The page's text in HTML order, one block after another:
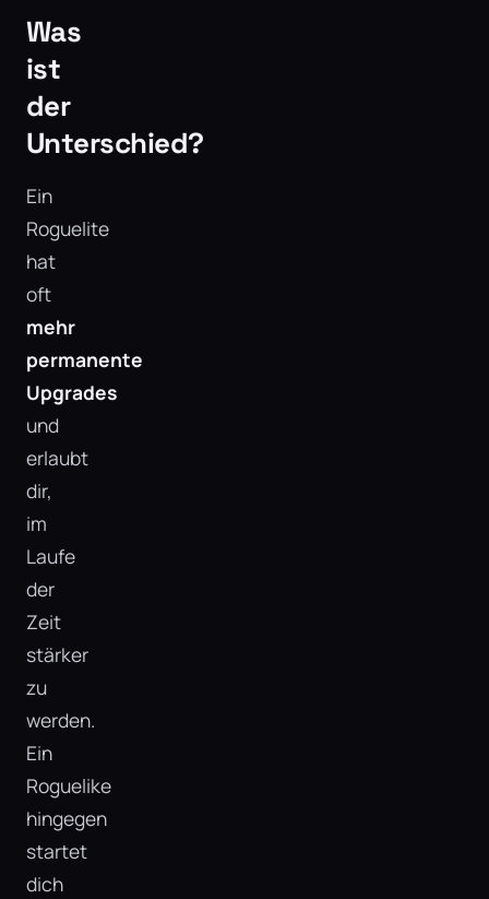
Was
ist
der
Unterschied?
Ein
Roguelite
hat
oft
mehr
permanente
Upgrades
und
erlaubt
dir,
im
Laufe
der
Zeit
stärker
zu
werden.
Ein
Roguelike
hingegen
startet
dich